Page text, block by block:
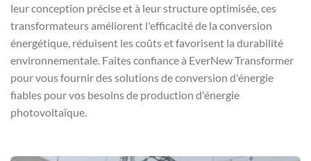
leur conception précise et à leur structure optimisée, ces
transformateurs améliorent l'efficacité de la conversion
énergétique, réduisent les coûts et favorisent la durabilité
environnementale. Faites confiance à EverNew Transformer
pour vous fournir des solutions de conversion d'énergie
fiables pour vos besoins de production d'énergie
photovoltaïque.